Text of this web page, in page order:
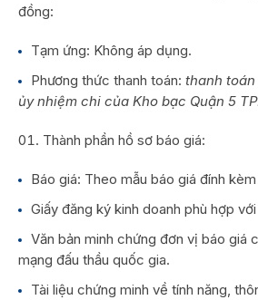
đồng:
Tạm ứng: Không áp dụng.
Phương thức thanh toán: thanh
ủy nhiệm chi của Kho bạc Quận 5
Thành phần hồ sơ báo giá:
Báo giá: Theo mẫu báo giá đính
Giấy đăng ký kinh doanh phù hợp
Văn bản minh chứng đơn vị báo giá
mạng đấu thầu quốc gia.
Tài liệu chứng minh về tính năng,